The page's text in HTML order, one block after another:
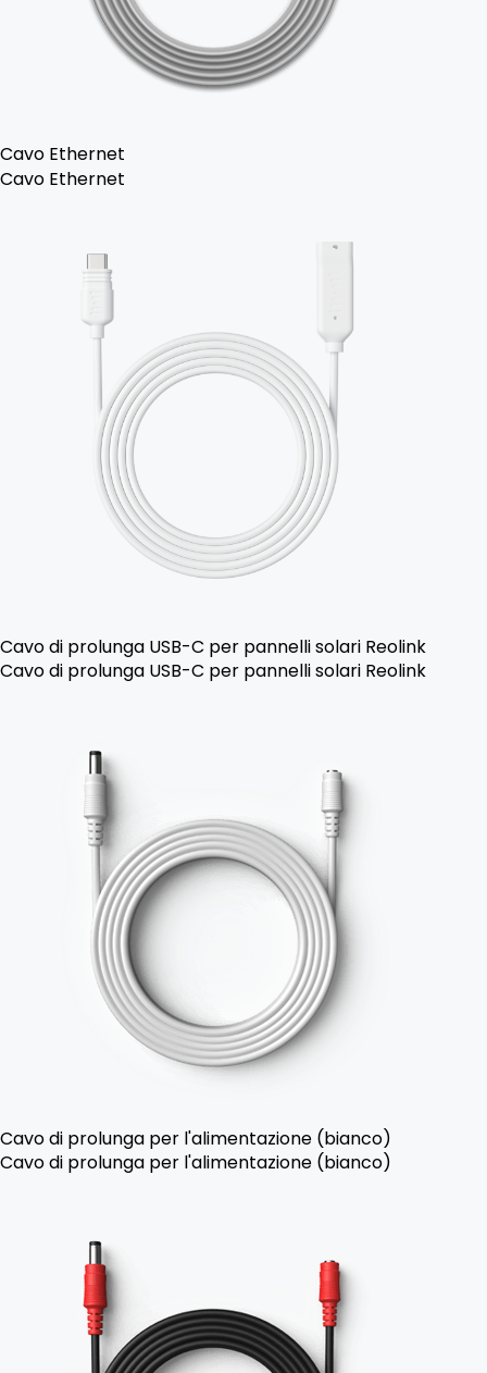
Cavo Ethernet
Cavo Ethernet
Cavo di prolunga USB-C per pannelli solari Reolink
Cavo di prolunga USB-C per pannelli solari Reolink
Cavo di prolunga per l'alimentazione (bianco)
Cavo di prolunga per l'alimentazione (bianco)